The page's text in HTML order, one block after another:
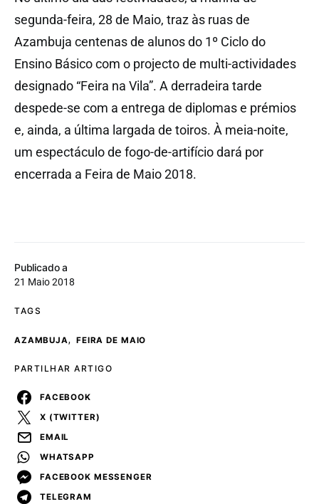
Publicado a
21 Maio 2018
TAGS
AZAMBUJA, FEIRA DE MAIO
PARTILHAR ARTIGO
FACEBOOK
X (TWITTER)
EMAIL
WHATSAPP
FACEBOOK MESSENGER
TELEGRAM
segunda-feira, 28 de Maio, traz às ruas de
Azambuja centenas de alunos do 1º Ciclo do
Ensino Básico com o projecto de multi-actividades
designado “Feira na Vila”. A derradeira tarde
despede-se com a entrega de diplomas e prémios
e, ainda, a última largada de toiros. À meia-noite,
um espectáculo de fogo-de-artifício dará por
encerrada a Feira de Maio 2018.